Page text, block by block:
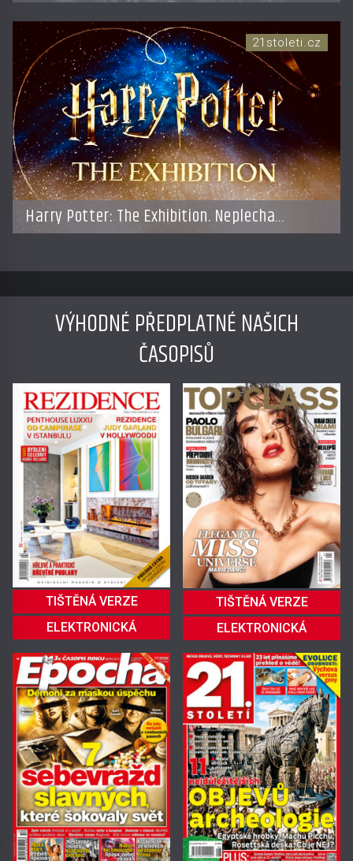
Harry Potter: The Exhibition. Neplecha
zahájena…
21stoleti.cz
VÝHODNÉ PŘEDPLATNÉ NAŠICH
ČASOPISŮ
TIŠTĚNÁ VERZE
ELEKTRONICKÁ
TIŠTĚNÁ VERZE
ELEKTRONICKÁ